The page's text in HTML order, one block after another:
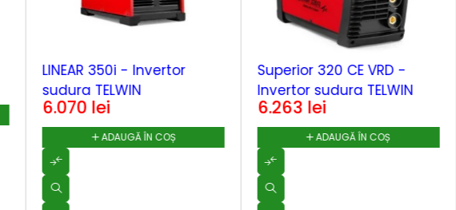
LINEAR 350i - Invertor
sudura TELWIN
6.070 lei
ADAUGĂ ÎN COȘ
Superior 320 CE VRD -
Invertor sudura TELWIN
6.263 lei
ADAUGĂ ÎN COȘ